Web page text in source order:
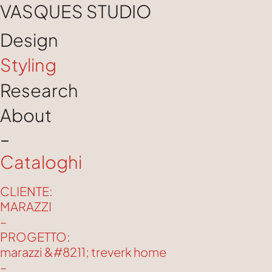
VASQUES STUDIO
Design
Styling
Research
About
–
Cataloghi
CLIENTE:
MARAZZI
–
PROGETTO:
marazzi &#8211; treverk home
–